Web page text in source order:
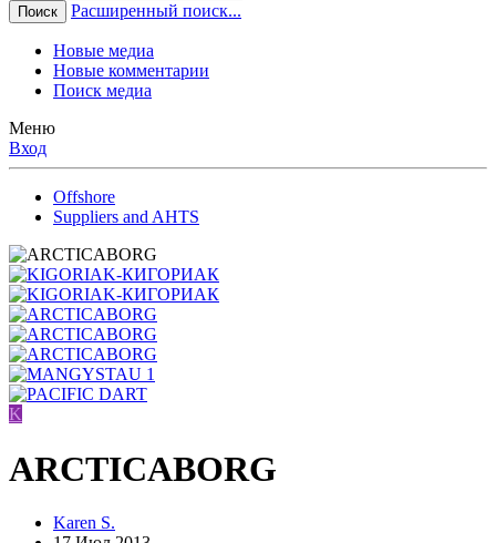
Поиск Расширенный поиск...
Новые медиа
Новые комментарии
Поиск медиа
Меню
Вход
Offshore
Suppliers and AHTS
K
ARCTICABORG
Karen S.